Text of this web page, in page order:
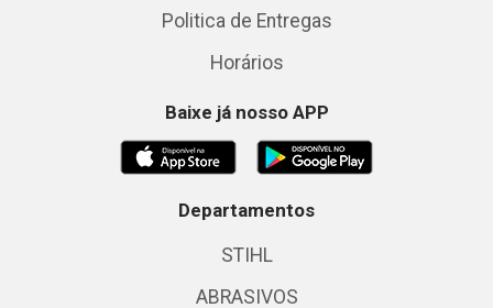
Politica de Entregas
Horários
Baixe já nosso APP
Departamentos
STIHL
ABRASIVOS